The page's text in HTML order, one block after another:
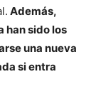
Además,
han sido los
una nueva
si entra